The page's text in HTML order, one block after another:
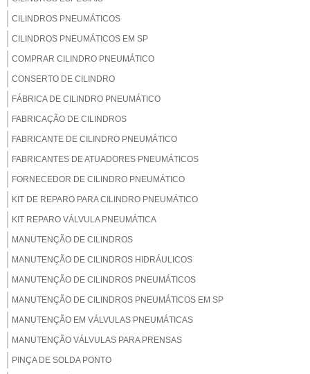
CILINDROS PNEUMÁTICOS
CILINDROS PNEUMÁTICOS EM SP
COMPRAR CILINDRO PNEUMÁTICO
CONSERTO DE CILINDRO
FÁBRICA DE CILINDRO PNEUMÁTICO
FABRICAÇÃO DE CILINDROS
FABRICANTE DE CILINDRO PNEUMÁTICO
FABRICANTES DE ATUADORES PNEUMÁTICOS
FORNECEDOR DE CILINDRO PNEUMÁTICO
KIT DE REPARO PARA CILINDRO PNEUMÁTICO
KIT REPARO VÁLVULA PNEUMÁTICA
MANUTENÇÃO DE CILINDROS
MANUTENÇÃO DE CILINDROS HIDRÁULICOS
MANUTENÇÃO DE CILINDROS PNEUMÁTICOS
MANUTENÇÃO DE CILINDROS PNEUMÁTICOS EM SP
MANUTENÇÃO EM VÁLVULAS PNEUMÁTICAS
MANUTENÇÃO VÁLVULAS PARA PRENSAS
PINÇA DE SOLDA PONTO